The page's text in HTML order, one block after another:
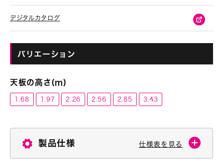
デジタルカタログ
バリエーション
天板の高さ(m)
1.68 1.97 2.26 2.56 2.85 3.43
製品仕様 仕様表を見る